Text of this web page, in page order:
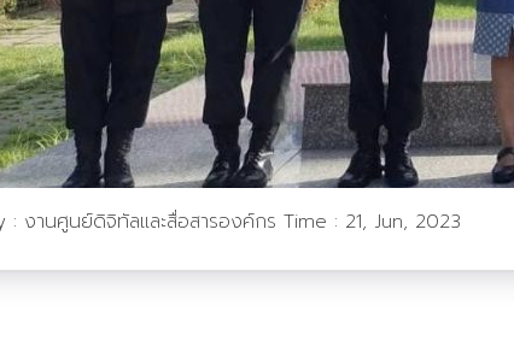
: งานศูนย์ดิจิทัลและสื่อสารองค์กร Time : 21, Jun, 2023